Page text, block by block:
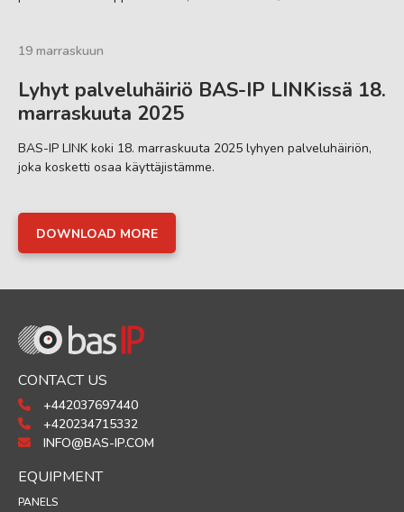
19 marraskuun
Lyhyt palveluhäiriö BAS-IP LINKissä 18.
marraskuuta 2025
BAS-IP LINK koki 18. marraskuuta 2025 lyhyen palveluhäiriön,
joka kosketti osaa käyttäjistämme.
DOWNLOAD MORE
CONTACT US
+442037697440
+420234715332
INFO@BAS-IP.COM
EQUIPMENT
PANELS